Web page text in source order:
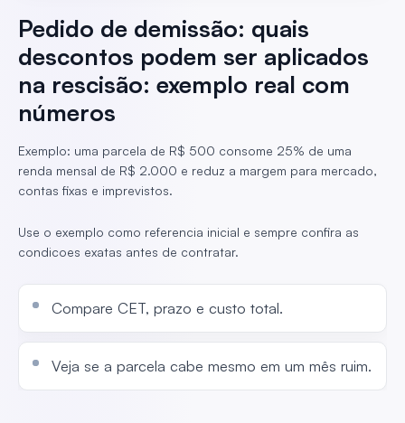
Pedido de demissão: quais
descontos podem ser aplicados
na rescisão: exemplo real com
números
Exemplo: uma parcela de R$ 500 consome 25% de uma
renda mensal de R$ 2.000 e reduz a margem para mercado,
contas fixas e imprevistos.
Use o exemplo como referencia inicial e sempre confira as
condicoes exatas antes de contratar.
Compare CET, prazo e custo total.
Veja se a parcela cabe mesmo em um mês ruim.